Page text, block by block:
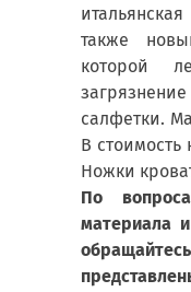
также
которой
салфетки.
В стоимость
Ножки
По
материала